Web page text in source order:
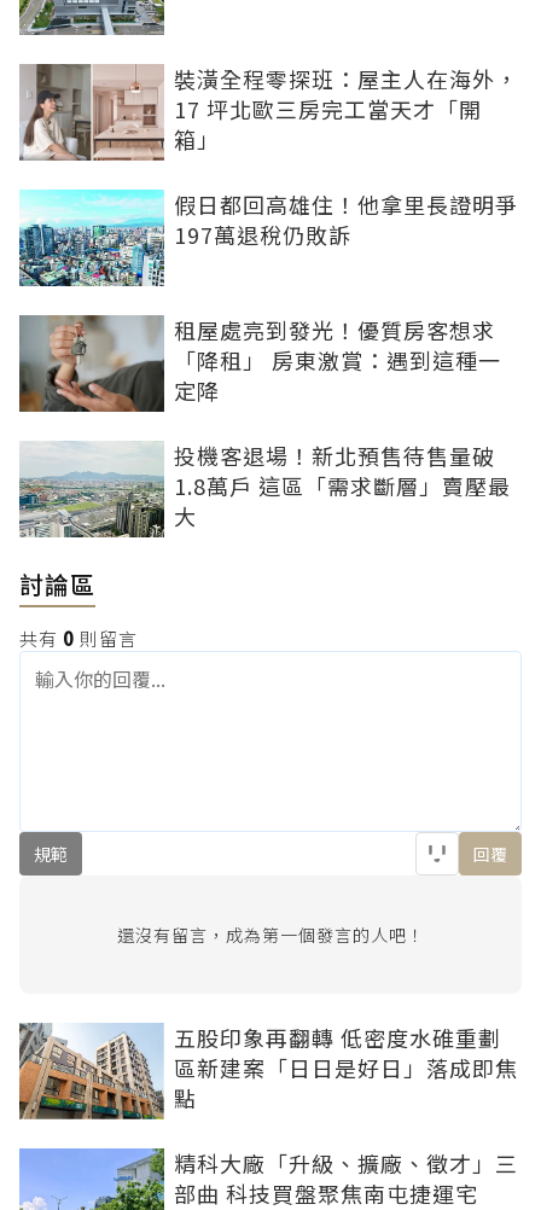
裝潢全程零探班：屋主人在海外，
17 坪北歐三房完工當天才「開
箱」
假日都回高雄住！他拿里長證明爭
197萬退稅仍敗訴
租屋處亮到發光！優質房客想求
「降租」 房東激賞：遇到這種一
定降
投機客退場！新北預售待售量破
1.8萬戶 這區「需求斷層」賣壓最
大
討論區
共有 0 則留言
規範 回覆
還沒有留言，成為第一個發言的人吧！
五股印象再翻轉 低密度水碓重劃
區新建案「日日是好日」落成即焦
點
精科大廠「升級、擴廠、徵才」三
部曲 科技買盤聚焦南屯捷運宅